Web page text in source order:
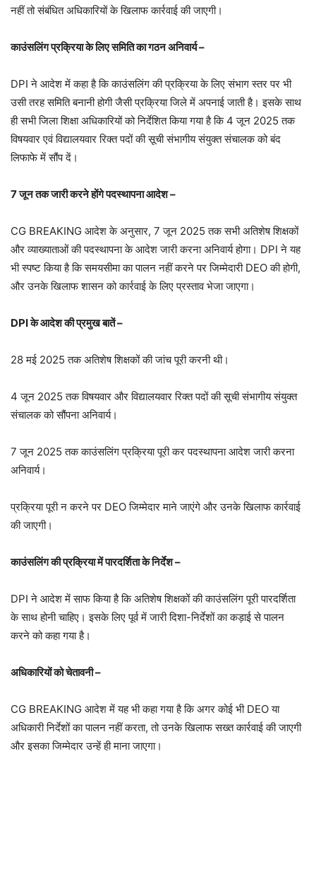
नहीं तो संबंधित अधिकारियों के खिलाफ कार्रवाई की जाएगी।
काउंसलिंग प्रक्रिया के लिए समिति का गठन अनिवार्य –
DPI ने आदेश में कहा है कि काउंसलिंग की प्रक्रिया के लिए संभाग स्तर पर भी
उसी तरह समिति बनानी होगी जैसी प्रक्रिया जिले में अपनाई जाती है। इसके साथ
ही सभी जिला शिक्षा अधिकारियों को निर्देशित किया गया है कि 4 जून 2025 तक
विषयवार एवं विद्यालयवार रिक्त पदों की सूची संभागीय संयुक्त संचालक को बंद
लिफाफे में सौंप दें।
7 जून तक जारी करने होंगे पदस्थापना आदेश –
CG BREAKING आदेश के अनुसार, 7 जून 2025 तक सभी अतिशेष शिक्षकों
और व्याख्याताओं की पदस्थापना के आदेश जारी करना अनिवार्य होगा। DPI ने यह
भी स्पष्ट किया है कि समयसीमा का पालन नहीं करने पर जिम्मेदारी DEO की होगी,
और उनके खिलाफ शासन को कार्रवाई के लिए प्रस्ताव भेजा जाएगा।
DPI के आदेश की प्रमुख बातें –
28 मई 2025 तक अतिशेष शिक्षकों की जांच पूरी करनी थी।
4 जून 2025 तक विषयवार और विद्यालयवार रिक्त पदों की सूची संभागीय संयुक्त
संचालक को सौंपना अनिवार्य।
7 जून 2025 तक काउंसलिंग प्रक्रिया पूरी कर पदस्थापना आदेश जारी करना
अनिवार्य।
प्रक्रिया पूरी न करने पर DEO जिम्मेदार माने जाएंगे और उनके खिलाफ कार्रवाई
की जाएगी।
काउंसलिंग की प्रक्रिया में पारदर्शिता के निर्देश –
DPI ने आदेश में साफ किया है कि अतिशेष शिक्षकों की काउंसलिंग पूरी पारदर्शिता
के साथ होनी चाहिए। इसके लिए पूर्व में जारी दिशा-निर्देशों का कड़ाई से पालन
करने को कहा गया है।
अधिकारियों को चेतावनी –
CG BREAKING आदेश में यह भी कहा गया है कि अगर कोई भी DEO या
अधिकारी निर्देशों का पालन नहीं करता, तो उनके खिलाफ सख्त कार्रवाई की जाएगी
और इसका जिम्मेदार उन्हें ही माना जाएगा।